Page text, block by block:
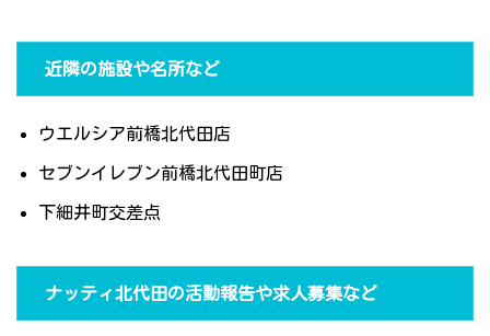
近隣の施設や名所など
ウエルシア前橋北代田店
セブンイレブン前橋北代田町店
下細井町交差点
ナッティ北代田の活動報告や求人募集など